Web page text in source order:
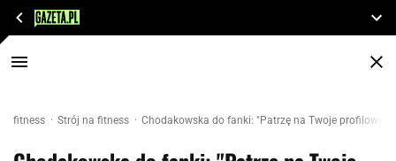
fitness Strój na fitness Chodakowska do fanki: "Patrzę na Twoje profilowe i